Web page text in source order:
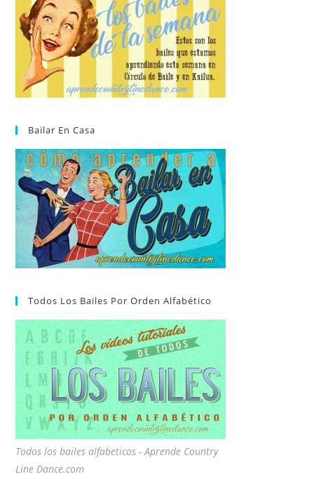
Bailar En Casa
Todos Los Bailes Por Orden Alfabético
Todos los bailes alfabeticos - Aprende Country
Line Dance.com